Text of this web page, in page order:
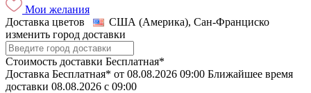
Мои желания
Доставка цветов
США (Америка), Сан-Франциско
изменить город доставки
Стоимость доставки Бесплатная*
Доставка Бесплатная* от 08.08.2026 09:00 Ближайшее время
доставки 08.08.2026 c 09:00